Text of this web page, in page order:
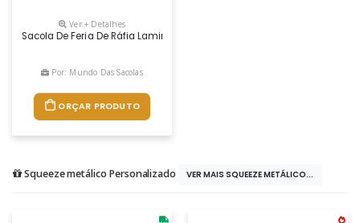
Ver + Detalhes
Sacola De Feria De Ráfia Laminada 120 Grs - Impressão Digital Uv -
Por: Mundo Das Sacolas
ORÇAR PRODUTO
Squeeze metálico Personalizado VER MAIS SQUEEZE METÁLICO...